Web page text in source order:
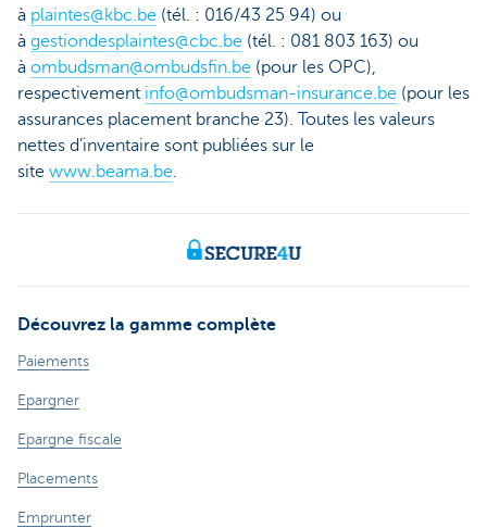
à plaintes@kbc.be (tél. : 016/43 25 94) ou
à gestiondesplaintes@cbc.be (tél. : 081 803 163) ou
à ombudsman@ombudsfin.be (pour les OPC),
respectivement info@ombudsman-insurance.be (pour les
assurances placement branche 23). Toutes les valeurs
nettes d’inventaire sont publiées sur le
site www.beama.be.
Découvrez la gamme complète
Paiements
Epargner
Epargne fiscale
Placements
Emprunter